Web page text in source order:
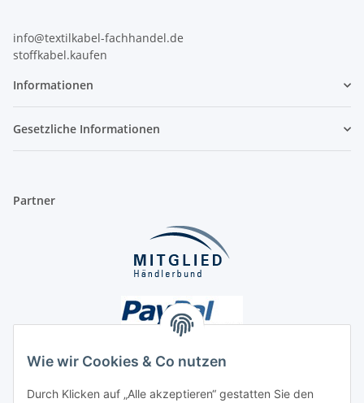
Wie wir Cookies & Co nutzen
Durch Klicken auf „Alle akzeptieren“ gestatten Sie den
info@textilkabel-fachhandel.de
stoffkabel.kaufen
Informationen
Gesetzliche Informationen
Partner